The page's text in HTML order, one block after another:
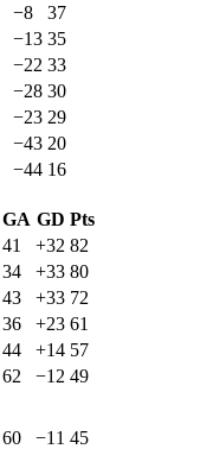
−8
37
−13 35
−22 33
−28 30
−23 29
−43 20
−44 16
GA GD Pts
41 +32 82
34 +33 80
43 +33 72
36 +23 61
44 +14 57
62 −12 49
60 −11 45